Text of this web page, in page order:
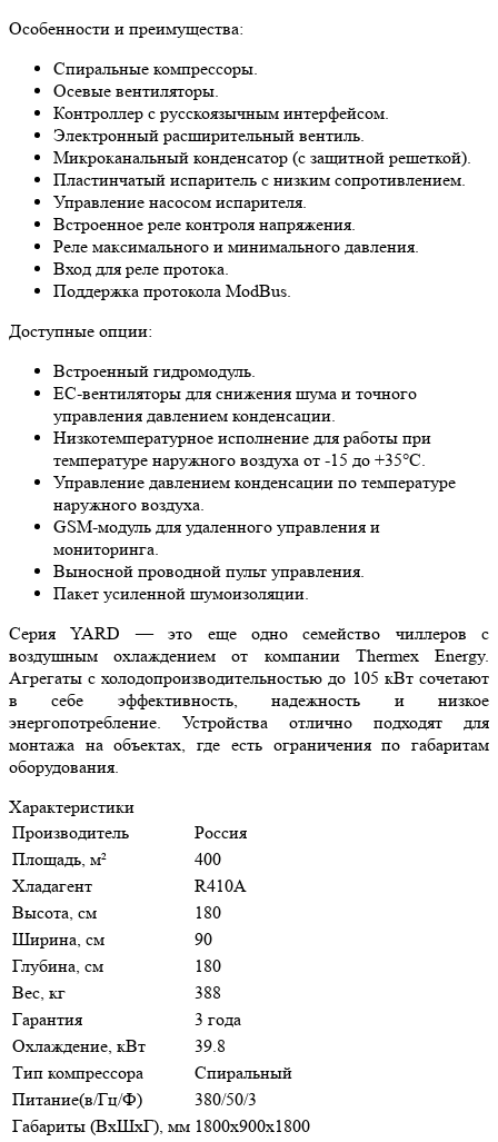
Особенности и преимущества:
Спиральные компрессоры.
Осевые вентиляторы.
Контроллер с русскоязычным интерфейсом.
Электронный расширительный вентиль.
Микроканальный конденсатор (с защитной решеткой).
Пластинчатый испаритель с низким сопротивлением.
Управление насосом испарителя.
Встроенное реле контроля напряжения.
Реле максимального и минимального давления.
Вход для реле протока.
Поддержка протокола ModBus.
Доступные опции:
Встроенный гидромодуль.
ЕС-вентиляторы для снижения шума и точного
управления давлением конденсации.
Низкотемпературное исполнение для работы при
температуре наружного воздуха от -15 до +35°C.
Управление давлением конденсации по температуре
наружного воздуха.
GSM-модуль для удаленного управления и
мониторинга.
Выносной проводной пульт управления.
Пакет усиленной шумоизоляции.
Серия YARD — это еще одно семейство чиллеров с
воздушным охлаждением от компании Thermex Energy.
Агрегаты с холодопроизводительностью до 105 кВт сочетают
в себе эффективность, надежность и низкое
энергопотребление. Устройства отлично подходят для
монтажа на объектах, где есть ограничения по габаритам
оборудования.
Характеристики
Производитель
Россия
Площадь, м²
400
Хладагент
R410A
Высота, см
180
Ширина, см
90
Глубина, см
180
Вес, кг
388
Гарантия
3 года
Охлаждение, кВт
39.8
Тип компрессора
Спиральный
Питание(в/Гц/Ф)
380/50/3
Габариты (ВxШxГ), мм 1800x900x1800